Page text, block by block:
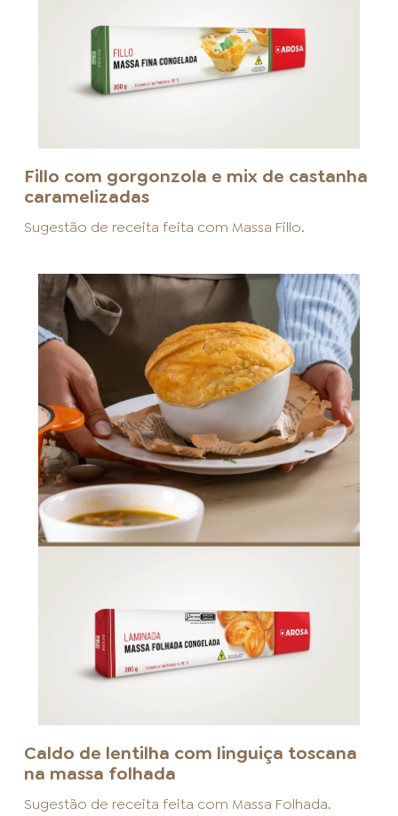
Fillo com gorgonzola e mix de castanha
caramelizadas
Sugestão de receita feita com Massa Fillo.
Caldo de lentilha com linguiça toscana
na massa folhada
Sugestão de receita feita com Massa Folhada.